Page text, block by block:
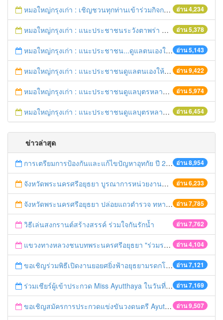
อ่าน 4,234
หมอใหญ่กรุงเก่า : เชิญชวนทุกท่านเข้าร่วมกิจกรรมวิ่งเพื่อสุขภาพ 7เมษายนนี้ 5โมงเย็น
อ่าน 5,378
หมอใหญ่กรุงเก่า : แนะประชาชนระวังตาพร่า ปวดศีรษะ ชาครึ่งซีก เสี่ยงอัมพฤกษ์ อัมพาต
อ่าน 5,143
หมอใหญ่กรุงเก่า : แนะประชาชน...ดูแลตนเองให้ห่างไกลโรค...ในช่วงฤดูร้อน
อ่าน 9,422
หมอใหญ่กรุงเก่า : แนะประชาชนดูแลตนเองให้ห่างไกลวัณโรค
อ่าน 5,974
หมอใหญ่กรุงเก่า : แนะประชาชนดูแลบุตรหลาน ป้องกันเด็กจมน้ำตายในช่วงฤดูร้อน
อ่าน 6,454
หมอใหญ่กรุงเก่า : แนะประชาชนดูแลบุตรหลาน ป้องกันเด็กจมน้ำตายในช่วงฤดูร้อน
ข่าวล่าสุด
อ่าน 8,954
การเตรียมการป้องกันและแก้ไขปัญหาอุทกัย ปี 2561
อ่าน 6,233
จังหวัดพระนครศรีอยุธยา บูรณาการหน่วยงานที่เกี่ยวข้อง ลงพื้นที่จัดระเบียบและดำเนินมาตรการตามบทลงโทษสูงสุดกับผู้ประกอบการร้านค้าที่ยังฝ่าฝืนตั้งร้านค้ารุกล้ำเขตพื้นที่ทางหลวง เตรียมความปลอดภัยก่อนเทศกาลสงกรานต์
อ่าน 7,785
จังหวัดพระนครศรีอยุธยา ปล่อยแถวตำรวจ ทหาร ฝ่ายปกครอง กว่า 100 นาย ตรวจเข้มท่ารถสาธารณะ สถานีขนส่งรถโดยสาร วินรถตู้ และสถานีรถไฟ เตรียมรับมือเทศกาลสงกรานต์
อ่าน 7,762
วิธีเล่นสงกรานต์สร้างสรรค์ ร่วมใจกันรักน้ำ
อ่าน 4,104
แขวงทางหลวงชนบทพระนครศรีอยุธยา "ร่วมรณรงค์ ขับช้า เปิดไฟหน้า คาดเข็มขัด" เทศกาลสงกรานต์ ปี 2561
อ่าน 7,121
ขอเชิญร่วมพิธีเปิดงานยอยศยิ่งฟ้าอยุธยามรดกโลก
อ่าน 7,169
ร่วมเชียร์ผู้เข้าประกวด Miss Ayutthaya ในวันที่ 15 ธันวาคม 2560
อ่าน 9,507
ขอเชิญสมัครการประกวดแข่งขันวงดนตรี Ayutthaya battle of the bands